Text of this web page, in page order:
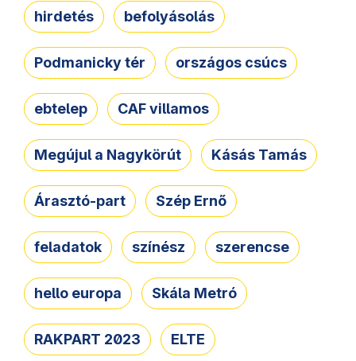
hirdetés befolyásolás
Podmanicky tér országos csúcs
ebtelep CAF villamos
Megújul a Nagykörút Kásás Tamás
Árasztó-part Szép Ernő
feladatok színész szerencse
hello europa Skála Metró
RAKPART 2023 ELTE